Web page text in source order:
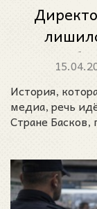
История,
медиа, речь
Стране Басков,